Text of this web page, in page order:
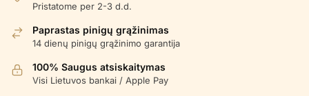
Pristatome per 2-3 d.d.
Paprastas pinigų grąžinimas
14 dienų pinigų grąžinimo garantija
100% Saugus atsiskaitymas
Visi Lietuvos bankai / Apple Pay